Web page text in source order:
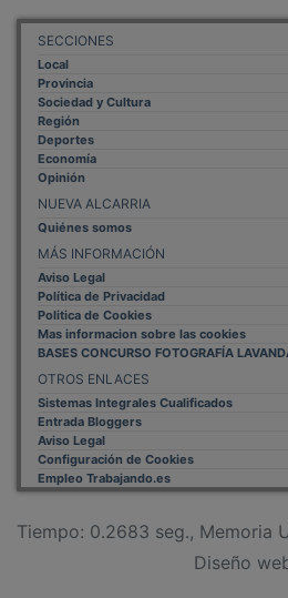
SECCIONES
Local
Provincia
Sociedad y Cultura
Región
Deportes
Economía
Opinión
NUEVA ALCARRIA
Quiénes somos
MÁS INFORMACIÓN
Aviso Legal
Política de Privacidad
Politica de Cookies
Mas informacion sobre las cookies
BASES CONCURSO FOTOGRAFÍA LAVANDA
OTROS ENLACES
Sistemas Integrales Cualificados
Entrada Bloggers
Aviso Legal
Configuración de Cookies
Empleo Trabajando.es